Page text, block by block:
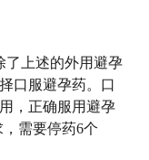
了上述的外用避孕
口服避孕药。口
，正确服用避孕
需要停药6个